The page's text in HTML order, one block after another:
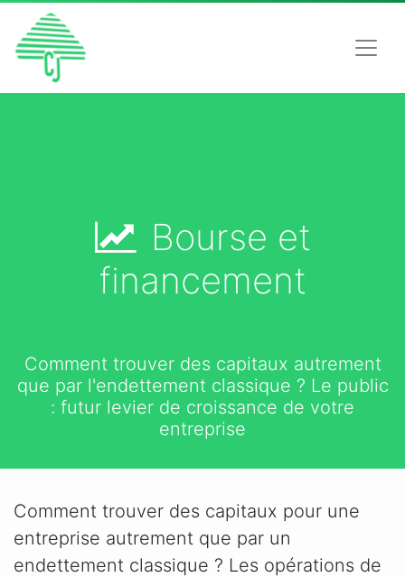
Bourse et
financement
Comment trouver des capitaux autrement
que par l'endettement classique ? Le public
: futur levier de croissance de votre
entreprise
Comment trouver des capitaux pour une
entreprise autrement que par un
endettement classique ? Les opérations de